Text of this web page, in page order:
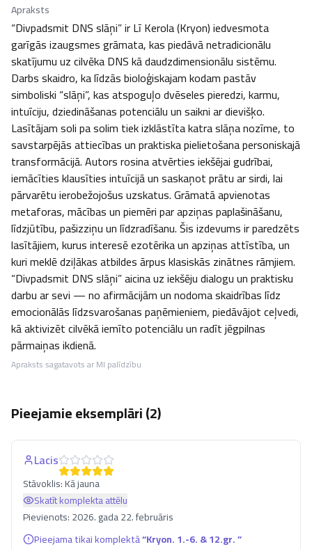
Apraksts
“Divpadsmit DNS slāņi” ir Lī Kerola (Kryon) iedvesmota
garīgās izaugsmes grāmata, kas piedāvā netradicionālu
skatījumu uz cilvēka DNS kā daudzdimensionālu sistēmu.
Darbs skaidro, ka līdzās bioloģiskajam kodam pastāv
simboliski “slāņi”, kas atspoguļo dvēseles pieredzi, karmu,
intuīciju, dziedināšanas potenciālu un saikni ar dievišķo.
Lasītājam soli pa solim tiek izklāstīta katra slāņa nozīme, to
savstarpējās attiecības un praktiska pielietošana personiskajā
transformācijā. Autors rosina atvērties iekšējai gudrībai,
iemācīties klausīties intuīcijā un saskaņot prātu ar sirdi, lai
pārvarētu ierobežojošus uzskatus. Grāmatā apvienotas
metaforas, mācības un piemēri par apziņas paplašināšanu,
līdzjūtību, pašizziņu un līdzradīšanu. Šis izdevums ir paredzēts
lasītājiem, kurus interesē ezotērika un apziņas attīstība, un
kuri meklē dziļākas atbildes ārpus klasiskās zinātnes rāmjiem.
“Divpadsmit DNS slāņi” aicina uz iekšēju dialogu un praktisku
darbu ar sevi — no afirmācijām un nodoma skaidrības līdz
emocionālās līdzsvarošanas paņēmieniem, piedāvājot ceļvedi,
kā aktivizēt cilvēkā iemīto potenciālu un radīt jēgpilnas
pārmaiņas ikdienā.
Apraksts sagatavots ar MI palīdzību
Pieejamie eksemplāri (2)
Lacis
Stāvoklis:Kā jauna
Skatīt komplekta attēlu
Pievienots:2026. gada 22. februāris
Pieejama tikai komplektā“Kryon. 1.-6. & 12.gr.”